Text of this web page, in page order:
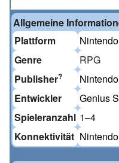
Allgemeine
Plattform
Genre
RPG
Publisher?
Nintendo
Entwickler
Genius
Spieleranzahl 1–4
Konnektivität